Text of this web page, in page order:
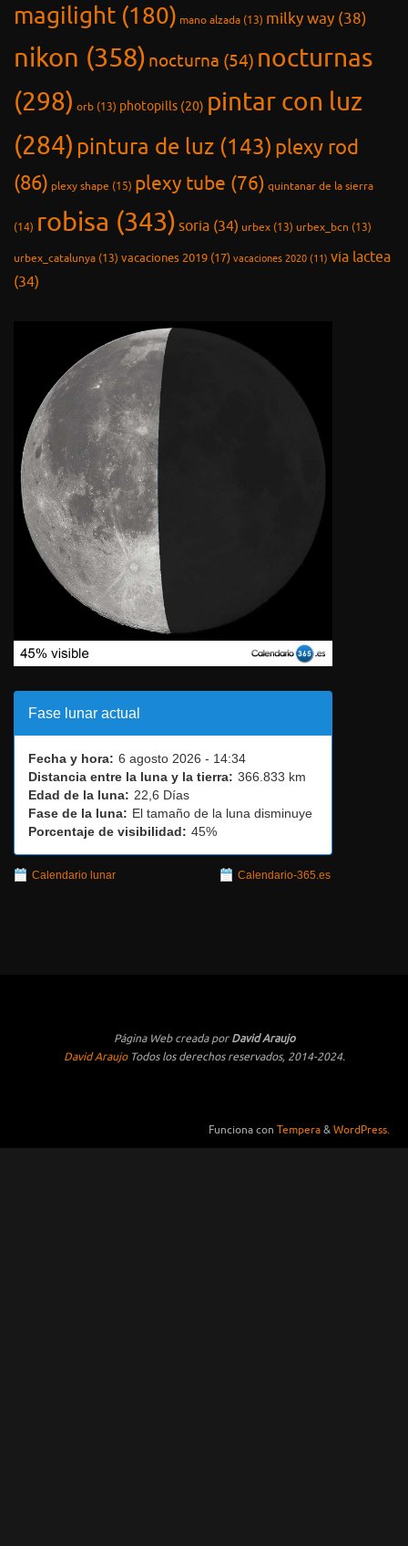
magilight (180) mano alzada (13) milky way (38)
nikon (358) nocturna (54) nocturnas
(298) orb (13) photopills (20) pintar con luz
(284) pintura de luz (143) plexy rod
(86) plexy shape (15) plexy tube (76) quintanar de la sierra
(14) robisa (343)soria (34) urbex (13) urbex_bcn (13)
urbex_catalunya (13) vacaciones 2019 (17) vacaciones 2020 (11) via lactea
(34)
Fase lunar actual
Fecha y hora: 6 agosto 2026 - 14:34
Distancia entre la luna y la tierra: 366.833 km
Edad de la luna: 22,6 Días
Fase de la luna: El tamaño de la luna disminuye
Porcentaje de visibilidad: 45%
Calendario lunar Calendario-365.es
Página Web creada porDavid Araujo
David AraujoTodos los derechos reservados, 2014-2024.
Funciona con Tempera&WordPress.